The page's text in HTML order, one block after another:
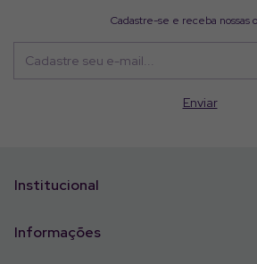
Cadastre-se e receba nossas
Institucional
Informações